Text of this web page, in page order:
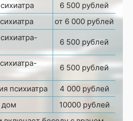
6 500 рублей
от 6 000 рублей
6 500 рублей
6 500 рублей
психиатра
4 000 рублей
дом
10000 рублей